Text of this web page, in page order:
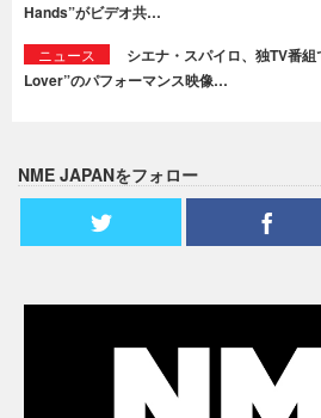
Hands”がビデオ共…
ニュース
シエナ・スパイロ、独TV番
Lover”のパフォーマンス映像…
NME JAPANをフォロー